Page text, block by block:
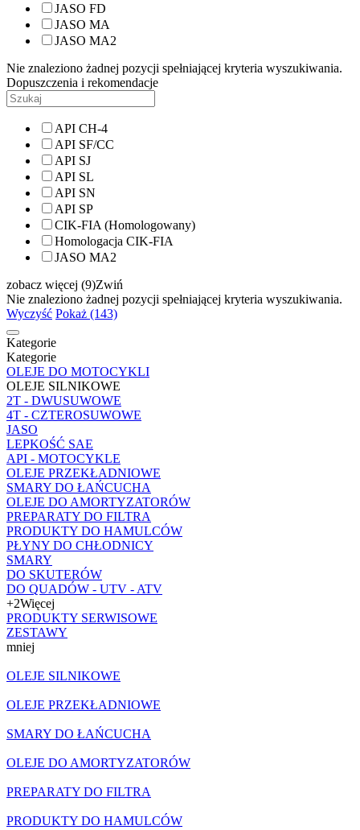
JASO FD
JASO MA
JASO MA2
Nie znaleziono żadnej pozycji spełniającej kryteria wyszukiwania.
Dopuszczenia i rekomendacje
API CH-4
API SF/CC
API SJ
API SL
API SN
API SP
CIK-FIA (Homologowany)
Homologacja CIK-FIA
JASO MA2
zobacz więcej (9)Zwiń
Nie znaleziono żadnej pozycji spełniającej kryteria wyszukiwania.
Wyczyść Pokaż (143)
Kategorie
Kategorie
OLEJE DO MOTOCYKLI
OLEJE SILNIKOWE
2T - DWUSUWOWE
4T - CZTEROSUWOWE
JASO
LEPKOŚĆ SAE
API - MOTOCYKLE
OLEJE PRZEKŁADNIOWE
SMARY DO ŁAŃCUCHA
OLEJE DO AMORTYZATORÓW
PREPARATY DO FILTRA
PRODUKTY DO HAMULCÓW
PŁYNY DO CHŁODNICY
SMARY
DO SKUTERÓW
DO QUADÓW - UTV - ATV
+2Więcej
PRODUKTY SERWISOWE
ZESTAWY
mniej
OLEJE SILNIKOWE
OLEJE PRZEKŁADNIOWE
SMARY DO ŁAŃCUCHA
OLEJE DO AMORTYZATORÓW
PREPARATY DO FILTRA
PRODUKTY DO HAMULCÓW